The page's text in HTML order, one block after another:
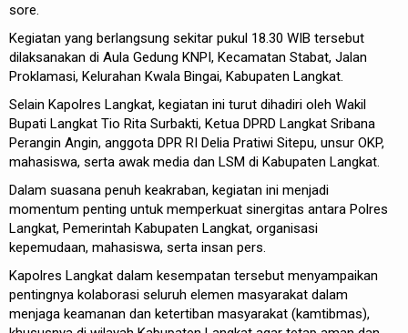
sore.
Kegiatan yang berlangsung sekitar pukul 18.30 WIB tersebut
dilaksanakan di Aula Gedung KNPI, Kecamatan Stabat, Jalan
Proklamasi, Kelurahan Kwala Bingai, Kabupaten Langkat.
Selain Kapolres Langkat, kegiatan ini turut dihadiri oleh Wakil
Bupati Langkat Tio Rita Surbakti, Ketua DPRD Langkat Sribana
Perangin Angin, anggota DPR RI Delia Pratiwi Sitepu, unsur OKP,
mahasiswa, serta awak media dan LSM di Kabupaten Langkat.
Dalam suasana penuh keakraban, kegiatan ini menjadi
momentum penting untuk memperkuat sinergitas antara Polres
Langkat, Pemerintah Kabupaten Langkat, organisasi
kepemudaan, mahasiswa, serta insan pers.
Kapolres Langkat dalam kesempatan tersebut menyampaikan
pentingnya kolaborasi seluruh elemen masyarakat dalam
menjaga keamanan dan ketertiban masyarakat (kamtibmas),